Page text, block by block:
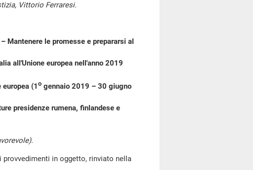
Vittorio Ferraresi.
Mantenere le promesse e prepararsi al
all'Unione europea nell'anno 2019
(1 o gennaio 2019 – 30 giugno
presidenze rumena, finlandese e
in oggetto, rinviato nella